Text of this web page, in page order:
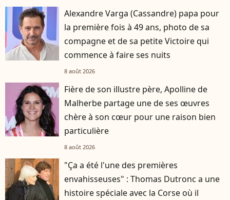
Alexandre Varga (Cassandre) papa pour
la première fois à 49 ans, photo de sa
compagne et de sa petite Victoire qui
commence à faire ses nuits
8 août 2026
Fière de son illustre père, Apolline de
Malherbe partage une de ses œuvres
chère à son cœur pour une raison bien
particulière
8 août 2026
"Ça a été l'une des premières
envahisseuses" : Thomas Dutronc a une
histoire spéciale avec la Corse où il